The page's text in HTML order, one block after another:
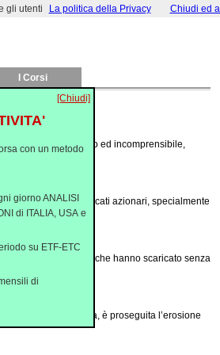
I Corsi
settimanale. Violento ed incomprensibile,
diverso sui mercati azionari, specialmente
degli investitori, che hanno scaricato senza
consecutiva, è proseguita l’erosione
[Chiudi]
con un metodo
giorno ANALISI
di ITALIA, USA e
su ETF-ETC
di
gli utenti La politica della Privacy Chiudi ed